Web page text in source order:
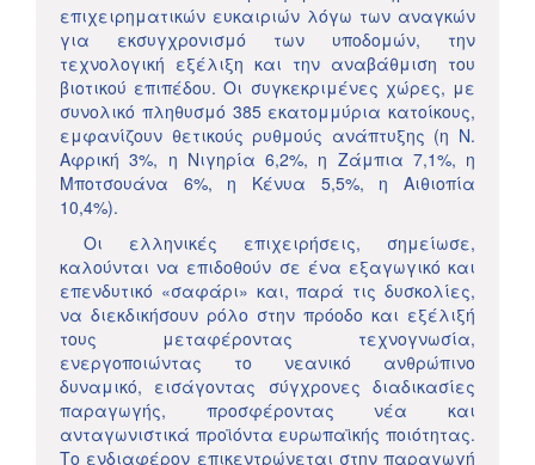
επιχειρηματικών ευκαιριών λόγω των αναγκών
για εκσυγχρονισμό των υποδομών, την
τεχνολογική εξέλιξη και την αναβάθμιση του
βιοτικού επιπέδου. Οι συγκεκριμένες χώρες, με
συνολικό πληθυσμό 385 εκατομμύρια κατοίκους,
εμφανίζουν θετικούς ρυθμούς ανάπτυξης (η Ν.
Αφρική 3%, η Νιγηρία 6,2%, η Ζάμπια 7,1%, η
Μποτσουάνα 6%, η Κένυα 5,5%, η Αιθιοπία
10,4%).
Οι ελληνικές επιχειρήσεις, σημείωσε,
καλούνται να επιδοθούν σε ένα εξαγωγικό και
επενδυτικό «σαφάρι» και, παρά τις δυσκολίες,
να διεκδικήσουν ρόλο στην πρόοδο και εξέλιξή
τους μεταφέροντας τεχνογνωσία,
ενεργοποιώντας το νεανικό ανθρώπινο
δυναμικό, εισάγοντας σύγχρονες διαδικασίες
παραγωγής, προσφέροντας νέα και
ανταγωνιστικά προϊόντα ευρωπαϊκής ποιότητας.
Το ενδιαφέρον επικεντρώνεται στην παραγωγή